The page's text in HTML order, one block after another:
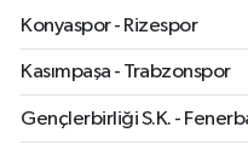
Konyaspor - Rizespor
Kasımpaşa - Trabzonspor
Gençlerbirliği S.K. -